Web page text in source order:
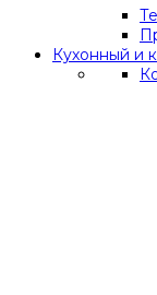
Кухонный и